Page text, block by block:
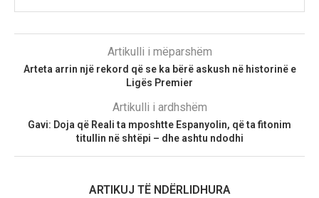
Artikulli i mëparshëm
Arteta arrin një rekord që se ka bërë askush në historinë e
Ligës Premier
Artikulli i ardhshëm
Gavi: Doja që Reali ta mposhtte Espanyolin, që ta fitonim
titullin në shtëpi – dhe ashtu ndodhi
ARTIKUJ TË NDËRLIDHURA